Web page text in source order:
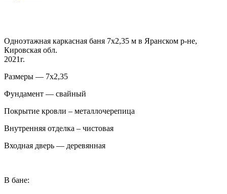
Одноэтажная каркасная баня 7х2,35 м в Яранском р-не,
Кировская обл.
2021г.
Размеры — 7х2,35
Фундамент — свайный
Покрытие кровли – металлочерепица
Внутренняя отделка – чистовая
Входная дверь — деревянная
В бане: